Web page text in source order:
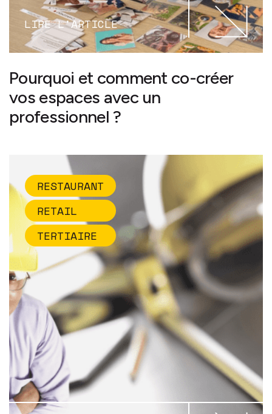
LIRE L'ARTICLE
Pourquoi et comment co-créer
vos espaces avec un
professionnel ?
RESTAURANT
RETAIL
TERTIAIRE